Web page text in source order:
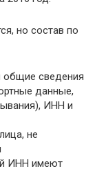
но состав по
общие сведения
данные,
ИНН и
не
ИНН имеют